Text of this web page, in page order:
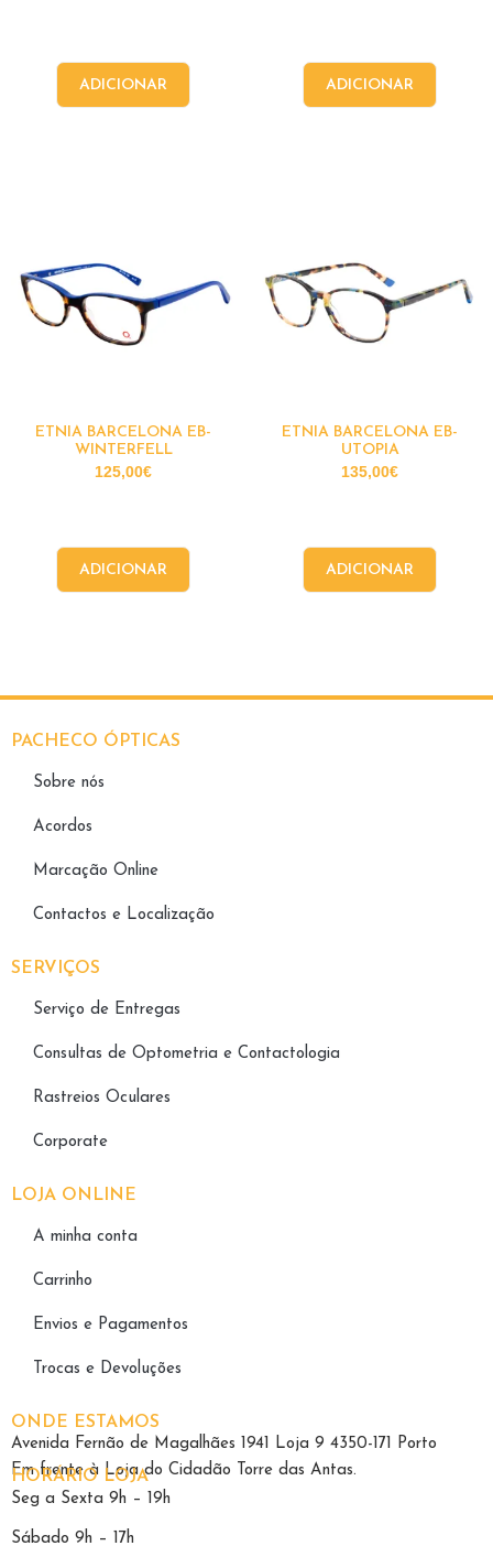
ADICIONAR ADICIONAR
ETNIA BARCELONA EB-
WINTERFELL
125,00€
ADICIONAR
ETNIA BARCELONA EB-
UTOPIA
135,00€
ADICIONAR
PACHECO ÓPTICAS
Sobre nós
Acordos
Marcação Online
Contactos e Localização
SERVIÇOS
Serviço de Entregas
Consultas de Optometria e Contactologia​
Rastreios Oculares
Corporate
LOJA ONLINE
A minha conta
Carrinho
Envios e Pagamentos
Trocas e Devoluções
ONDE ESTAMOS
Avenida Fernão de Magalhães 1941 Loja 9 4350-171 Porto
Em frente à Loja do Cidadão Torre das Antas.
HORÁRIO LOJA
Seg a Sexta 9h – 19h
Sábado 9h – 17h